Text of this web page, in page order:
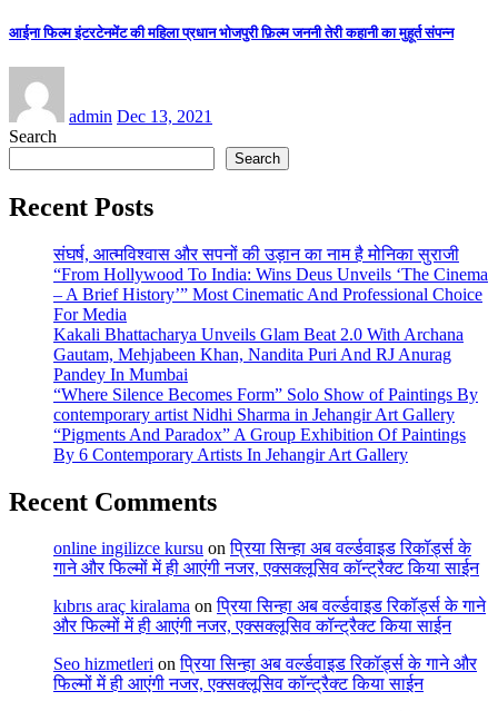
आईना फिल्म इंटरटेनमेंट की महिला प्रधान भोजपुरी फ़िल्म जननी तेरी कहानी का मुहूर्त संपन्न
admin Dec 13, 2021
Search
Search
Recent Posts
संघर्ष, आत्मविश्वास और सपनों की उड़ान का नाम है मोनिका सुराजी
“From Hollywood To India: Wins Deus Unveils ‘The Cinema
– A Brief History’” Most Cinematic And Professional Choice
For Media
Kakali Bhattacharya Unveils Glam Beat 2.0 With Archana
Gautam, Mehjabeen Khan, Nandita Puri And RJ Anurag
Pandey In Mumbai
“Where Silence Becomes Form” Solo Show of Paintings By
contemporary artist Nidhi Sharma in Jehangir Art Gallery
“Pigments And Paradox” A Group Exhibition Of Paintings
By 6 Contemporary Artists In Jehangir Art Gallery
Recent Comments
online ingilizce kursu onप्रिया सिन्हा अब वर्ल्डवाइड रिकॉर्ड्स के
गाने और फिल्मों में ही आएंगी नजर, एक्सक्लूसिव कॉन्ट्रैक्ट किया साईन
kıbrıs araç kiralama onप्रिया सिन्हा अब वर्ल्डवाइड रिकॉर्ड्स के गाने
और फिल्मों में ही आएंगी नजर, एक्सक्लूसिव कॉन्ट्रैक्ट किया साईन
Seo hizmetleri onप्रिया सिन्हा अब वर्ल्डवाइड रिकॉर्ड्स के गाने और
फिल्मों में ही आएंगी नजर, एक्सक्लूसिव कॉन्ट्रैक्ट किया साईन